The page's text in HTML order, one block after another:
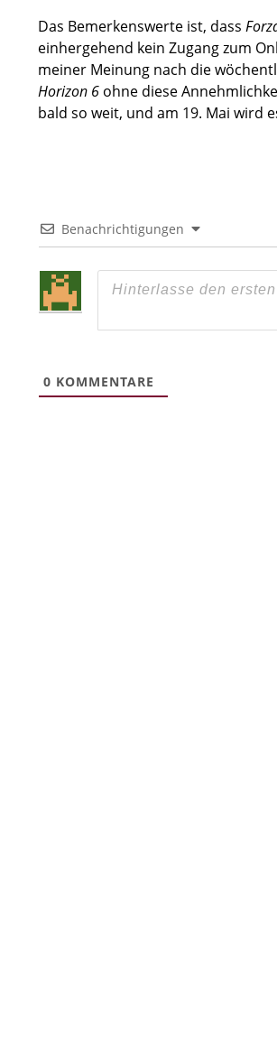
Das Bemerkenswerte ist, dass
einhergehend kein Zugang zum
meiner Meinung nach die
Horizon 6 ohne diese
bald so weit, und am 19. Mai wird
Benachrichtigungen
0 KOMMENTARE